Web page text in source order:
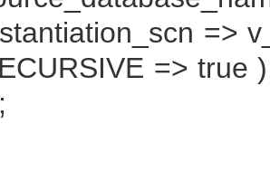
=>
=> true